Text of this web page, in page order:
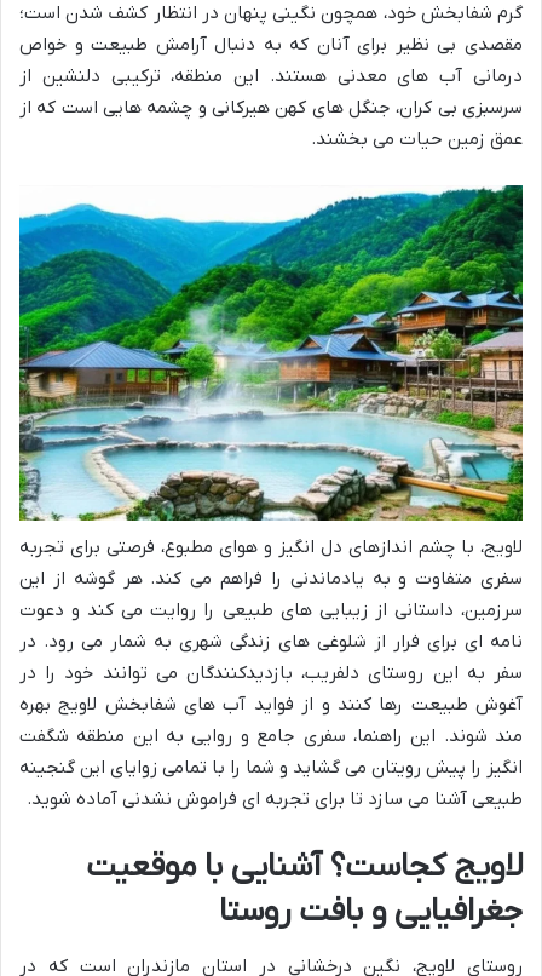
گرم شفابخش خود، همچون نگینی پنهان در انتظار کشف شدن است؛
مقصدی بی نظیر برای آنان که به دنبال آرامش طبیعت و خواص
درمانی آب های معدنی هستند. این منطقه، ترکیبی دلنشین از
سرسبزی بی کران، جنگل های کهن هیرکانی و چشمه هایی است که از
عمق زمین حیات می بخشند.
لاویج، با چشم اندازهای دل انگیز و هوای مطبوع، فرصتی برای تجربه
سفری متفاوت و به یادماندنی را فراهم می کند. هر گوشه از این
سرزمین، داستانی از زیبایی های طبیعی را روایت می کند و دعوت
نامه ای برای فرار از شلوغی های زندگی شهری به شمار می رود. در
سفر به این روستای دلفریب، بازدیدکنندگان می توانند خود را در
آغوش طبیعت رها کنند و از فواید آب های شفابخش لاویج بهره
مند شوند. این راهنما، سفری جامع و روایی به این منطقه شگفت
انگیز را پیش رویتان می گشاید و شما را با تمامی زوایای این گنجینه
طبیعی آشنا می سازد تا برای تجربه ای فراموش نشدنی آماده شوید.
لاویج کجاست؟ آشنایی با موقعیت
جغرافیایی و بافت روستا
روستای لاویج، نگین درخشانی در استان مازندران است که در